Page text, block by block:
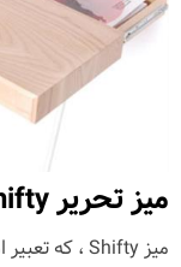
میز تحریر Shifty!